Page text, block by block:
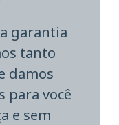
garantia
tanto
damos
para você
e sem